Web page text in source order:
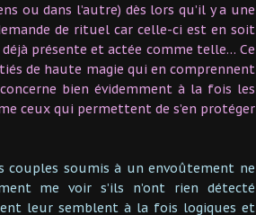
ou dans l’autre) dès lors qu’il y a une
de rituel car celle-ci est en soit
présente et actée comme telle… Ce
de haute magie qui en comprennent
bien évidemment à la fois les
ceux qui permettent de s’en protéger
soumis à un envoûtement ne
me voir s’ils n’ont rien détecté
leur semblent à la fois logiques et